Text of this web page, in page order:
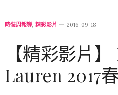
時裝周報導, 精彩影片 2016-09-18
【精彩影片
Lauren 2017